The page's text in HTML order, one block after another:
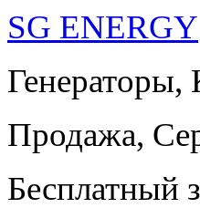
SG ENERGY
Продажа,
Бесплатный